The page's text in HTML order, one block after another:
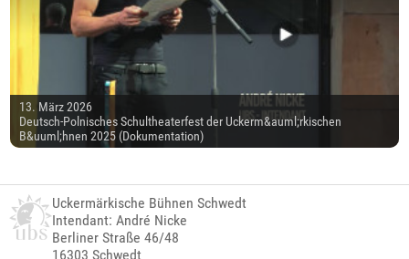
13. März 2026
Deutsch-Polnisches Schultheaterfest der Uckerm&auml;rkischen
B&uuml;hnen 2025 (Dokumentation)
Uckermärkische Bühnen Schwedt
Intendant: André Nicke
Berliner Straße 46/48
16303 Schwedt